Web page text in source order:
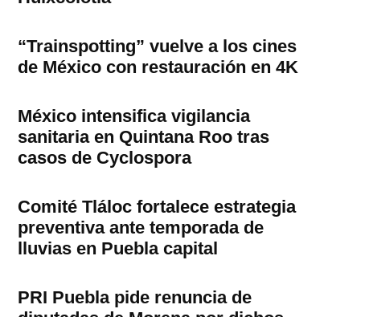
“Trainspotting” vuelve a los cines
de México con restauración en 4K
México intensifica vigilancia
sanitaria en Quintana Roo tras
casos de Cyclospora
Comité Tláloc fortalece estrategia
preventiva ante temporada de
lluvias en Puebla capital
PRI Puebla pide renuncia de